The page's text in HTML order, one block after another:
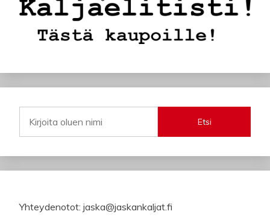
Etsi
Yhteydenotot: jaska@jaskankaljat.fi